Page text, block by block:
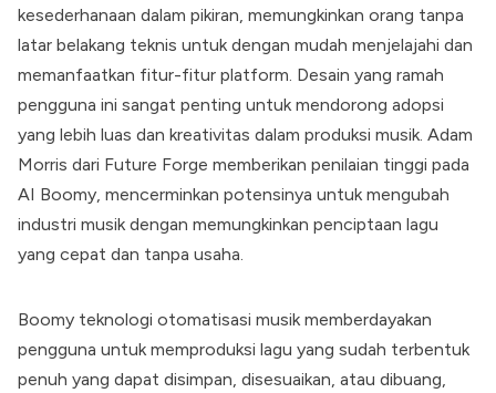
kesederhanaan dalam pikiran, memungkinkan orang tanpa
latar belakang teknis untuk dengan mudah menjelajahi dan
memanfaatkan fitur-fitur platform. Desain yang ramah
pengguna ini sangat penting untuk mendorong adopsi
yang lebih luas dan kreativitas dalam produksi musik. Adam
Morris dari Future Forge memberikan penilaian tinggi pada
AI Boomy, mencerminkan potensinya untuk mengubah
industri musik dengan memungkinkan penciptaan lagu
yang cepat dan tanpa usaha.
Boomy teknologi otomatisasi musik memberdayakan
pengguna untuk memproduksi lagu yang sudah terbentuk
penuh yang dapat disimpan, disesuaikan, atau dibuang,